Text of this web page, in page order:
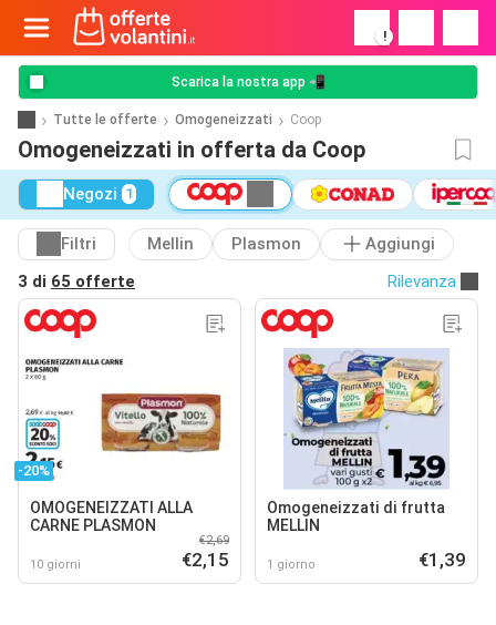
!
Scarica la nostra app 📲
Tutte le offerte Omogeneizzati Coop
Omogeneizzati in offerta da Coop
Negozi 1
Filtri Mellin Plasmon
Aggiungi
3 di 65 offerte Rilevanza
-20%
OMOGENEIZZATI ALLA
CARNE PLASMON
10 giorni
€2,69
€2,15
Omogeneizzati di frutta
MELLIN
1 giorno €1,39